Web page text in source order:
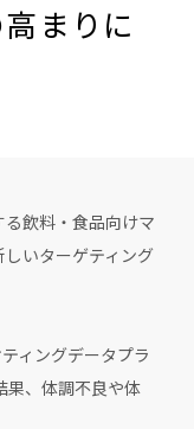
まりに
飲料・食品向けマ
いターゲティング
ィングデータプラ
果、体調不良や体